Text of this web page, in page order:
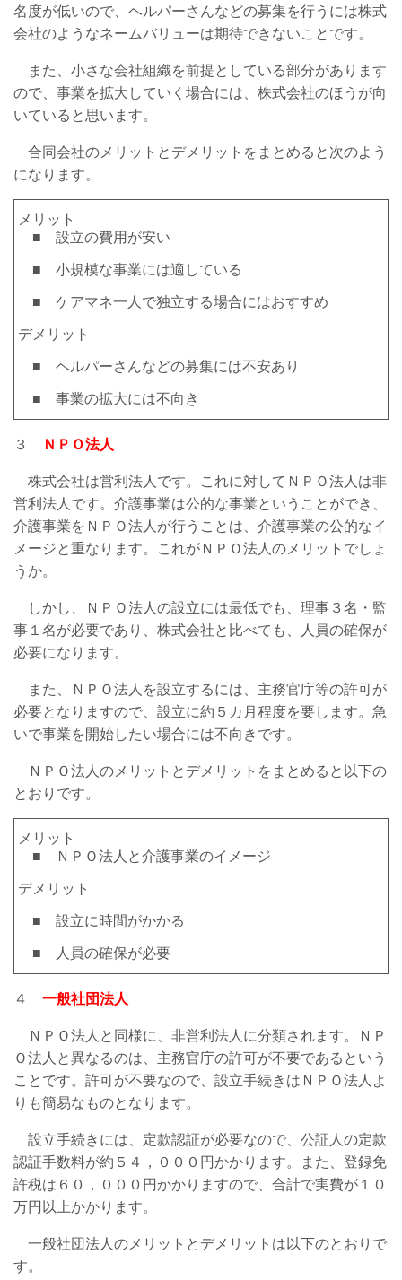
名度が低いので、ヘルパーさんなどの募集を行うには株式
会社のようなネームバリューは期待できないことです。
また、小さな会社組織を前提としている部分があります
ので、事業を拡大していく場合には、株式会社のほうが向
いていると思います。
合同会社のメリットとデメリットをまとめると次のよう
になります。
メリット
■ 設立の費用が安い
■ 小規模な事業には適している
■ ケアマネ一人で独立する場合にはおすすめ
デメリット
■ ヘルパーさんなどの募集には不安あり
■ 事業の拡大には不向き
３ ＮＰＯ法人
株式会社は営利法人です。これに対してＮＰＯ法人は非
営利法人です。介護事業は公的な事業ということができ、
介護事業をＮＰＯ法人が行うことは、介護事業の公的なイ
メージと重なります。これがＮＰＯ法人のメリットでしょ
うか。
しかし、ＮＰＯ法人の設立には最低でも、理事３名・監
事１名が必要であり、株式会社と比べても、人員の確保が
必要になります。
また、ＮＰＯ法人を設立するには、主務官庁等の許可が
必要となりますので、設立に約５カ月程度を要します。急
いで事業を開始したい場合には不向きです。
ＮＰＯ法人のメリットとデメリットをまとめると以下の
とおりです。
メリット
■ ＮＰＯ法人と介護事業のイメージ
デメリット
■ 設立に時間がかかる
■ 人員の確保が必要
４ 一般社団法人
ＮＰＯ法人と同様に、非営利法人に分類されます。ＮＰ
Ｏ法人と異なるのは、主務官庁の許可が不要であるという
ことです。許可が不要なので、設立手続きはＮＰＯ法人よ
りも簡易なものとなります。
設立手続きには、定款認証が必要なので、公証人の定款
認証手数料が約５４，０００円かかります。また、登録免
許税は６０，０００円かかりますので、合計で実費が１０
万円以上かかります。
一般社団法人のメリットとデメリットは以下のとおりで
す。